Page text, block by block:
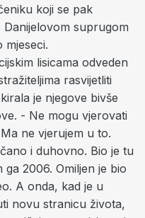
koji se pak
suprugom
mjeseci.
lisicama odveden
rasvijetliti
je njegove bivše
- Ne mogu vjerovati
ne vjerujem u to.
i duhovno. Bio je tu
2006. Omiljen je bio
A onda, kad je u
novu stranicu života,